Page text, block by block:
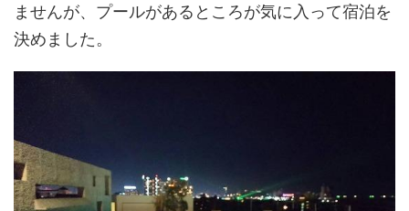
ませんが、プールがあるところが気に入って宿泊を
決めました。